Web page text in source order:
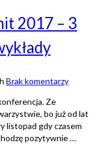
2017 – 3
Brak komentarzy
Ze
bo już od lat
listopad gdy czasem
pozytywnie …